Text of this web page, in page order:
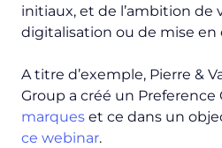
initiaux, et de l’ambition de
digitalisation ou de mise en
A titre d’exemple, Pierre &
Group a créé un Preference
marques et ce dans un
ce webinar.